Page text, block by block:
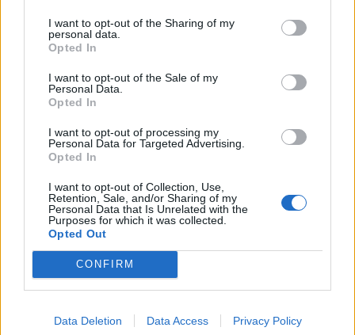
I want to opt-out of the Sharing of my
personal data.
Opted In
I want to opt-out of the Sale of my
Personal Data.
Opted In
I want to opt-out of processing my
Personal Data for Targeted Advertising.
Opted In
I want to opt-out of Collection, Use,
Retention, Sale, and/or Sharing of my
Personal Data that Is Unrelated with the
Purposes for which it was collected.
Opted Out
CONFIRM
Data Deletion Data Access Privacy Policy
Πειραιάς: Κορυφώνεται η έξοδος του Αυγούστου
09:12
Μέριλιν Μονρόε: 64 χρόνια από τη μέρα που πέρασε
στον μύθο - "Θα ήθελα να είχα γεννηθεί στην Ελλάδα"
09:05
Κομμάτι πύραυλου που προσέκρουσε στη Σελήνη γίνεται
08:58
Προς εκτύπωση το πολλαπλό βιβλίο - «Σύγχρονο
εκπαιδευτικό υλικό, τόσο σε έντυπη όσο και σε
ηλεκτρονική μορφή»
08:51
κλείδωσε την 17χρονη πρώην του ε σπίτι